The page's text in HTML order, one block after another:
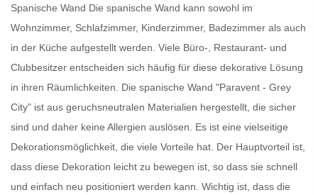
Spanische Wand Die spanische Wand kann sowohl im
Wohnzimmer, Schlafzimmer, Kinderzimmer, Badezimmer als auch
in der Küche aufgestellt werden. Viele Büro-, Restaurant- und
Clubbesitzer entscheiden sich häufig für diese dekorative Lösung
in ihren Räumlichkeiten. Die spanische Wand "Paravent - Grey
City" ist aus geruchsneutralen Materialien hergestellt, die sicher
sind und daher keine Allergien auslösen. Es ist eine vielseitige
Dekorationsmöglichkeit, die viele Vorteile hat. Der Hauptvorteil ist,
dass diese Dekoration leicht zu bewegen ist, so dass sie schnell
und einfach neu positioniert werden kann. Wichtig ist, dass die